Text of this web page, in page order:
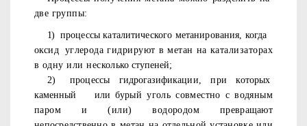
две группы:
1)
процессы каталитического метанирования, когда
оксид
уг­лерода гидрируют в метан на катализаторах
в одну или несколь­ко ступеней;
2)
процессы гидрогазификации, при
которых
каменный
илибурый уголь совместно с водяным
паром и (или) водородом превращают